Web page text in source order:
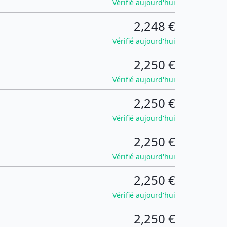
Vérifié aujourd'hui
2,248 €
Vérifié aujourd'hui
2,250 €
Vérifié aujourd'hui
2,250 €
Vérifié aujourd'hui
2,250 €
Vérifié aujourd'hui
2,250 €
Vérifié aujourd'hui
2,250 €